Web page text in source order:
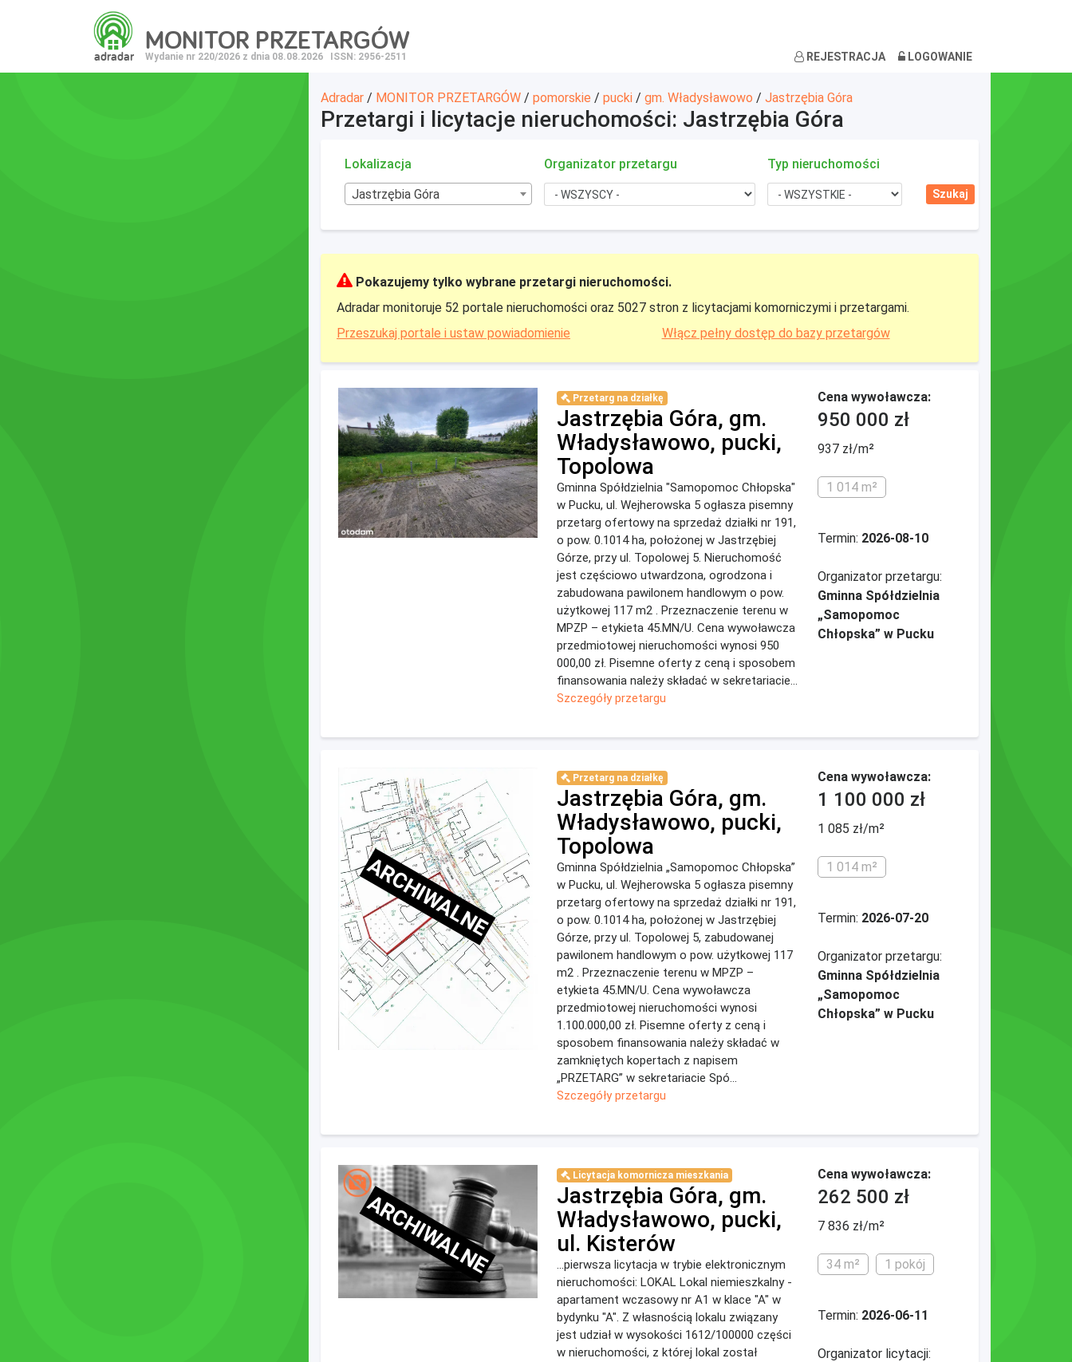
adradar
MONITOR PRZETARGÓW
Wydanie nr 220/2026 z dnia 08.08.2026 ISSN: 2956-2511 REJESTRACJA LOGOWANIE
Adradar / MONITOR PRZETARGÓW / pomorskie / pucki / gm. Władysławowo / Jastrzębia Góra
Przetargi i licytacje nieruchomości: Jastrzębia Góra
Lokalizacja
Jastrzębia Góra
Organizator przetargu Typ nieruchomości
Pokazujemy tylko wybrane przetargi nieruchomości.
Adradar monitoruje 52 portale nieruchomości oraz 5027 stron z licytacjami komorniczymi i przetargami.
Przeszukaj portale i ustaw powiadomienie
Włącz pełny dostęp do bazy przetargów
Przetarg na działkę
Jastrzębia Góra, gm.
Władysławowo, pucki,
Topolowa
Gminna Spółdzielnia "Samopomoc Chłopska"
w Pucku, ul. Wejherowska 5 ogłasza pisemny
przetarg ofertowy na sprzedaż działki nr 191,
o pow. 0.1014 ha, położonej w Jastrzębiej
Górze, przy ul. Topolowej 5. Nieruchomość
jest częściowo utwardzona, ogrodzona i
zabudowana pawilonem handlowym o pow.
użytkowej 117 m2 . Przeznaczenie terenu w
MPZP – etykieta 45.MN/U. Cena wywoławcza
przedmiotowej nieruchomości wynosi 950
000,00 zł. Pisemne oferty z ceną i sposobem
finansowania należy składać w sekretariacie...
Szczegóły przetargu
Cena wywoławcza:
950 000 zł
937 zł/m²
1 014 m²
Termin: 2026-08-10
Organizator przetargu:
Gminna Spółdzielnia
„Samopomoc
Chłopska” w Pucku
ARCHIWALNE
Przetarg na działkę
Jastrzębia Góra, gm.
Władysławowo, pucki,
Topolowa
Gminna Spółdzielnia „Samopomoc Chłopska”
w Pucku, ul. Wejherowska 5 ogłasza pisemny
przetarg ofertowy na sprzedaż działki nr 191,
o pow. 0.1014 ha, położonej w Jastrzębiej
Górze, przy ul. Topolowej 5, zabudowanej
pawilonem handlowym o pow. użytkowej 117
m2 . Przeznaczenie terenu w MPZP –
etykieta 45.MN/U. Cena wywoławcza
przedmiotowej nieruchomości wynosi
1.100.000,00 zł. Pisemne oferty z ceną i
sposobem finansowania należy składać w
zamkniętych kopertach z napisem
„PRZETARG” w sekretariacie Spó...
Szczegóły przetargu
Cena wywoławcza:
1 100 000 zł
1 085 zł/m²
1 014 m²
Termin: 2026-07-20
Organizator przetargu:
Gminna Spółdzielnia
„Samopomoc
Chłopska” w Pucku
ARCHIWALNE
Licytacja komornicza mieszkania
Jastrzębia Góra, gm.
Władysławowo, pucki,
ul. Kisterów
...pierwsza licytacja w trybie elektronicznym
nieruchomości: LOKAL Lokal niemieszkalny -
apartament wczasowy nr A1 w klace "A" w
bydynku "A". Z własnością lokalu związany
jest udział w wysokości 1612/100000 części
w nieruchomości, z której lokal został
Cena wywoławcza:
262 500 zł
7 836 zł/m²
34 m² 1 pokój
Termin: 2026-06-11
Organizator licytacji: